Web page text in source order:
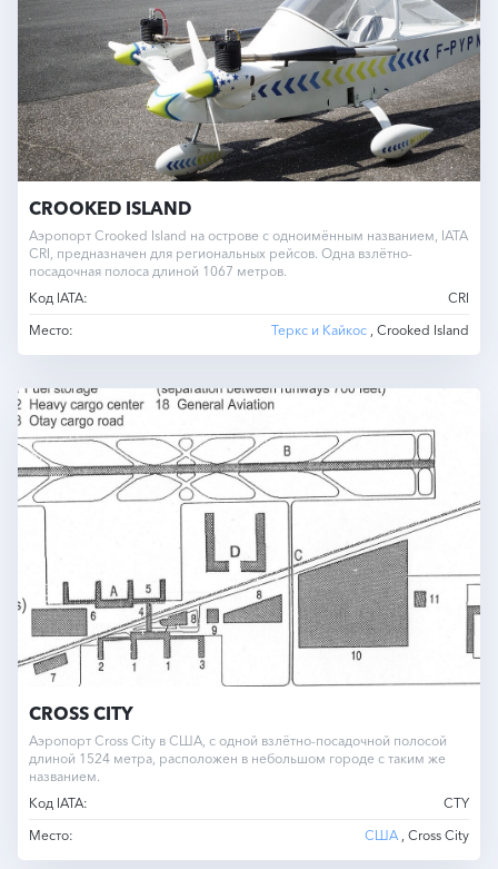
CROOKED ISLAND
Аэропорт Crooked Island на острове с одноимённым названием, IATA
CRI, предназначен для региональных рейсов. Одна взлётно-
посадочная полоса длиной 1067 метров.
Код IATA:
CRI
Место:
Теркс и Кайкос , Crooked Island
CROSS CITY
Аэропорт Cross City в США, с одной взлётно-посадочной полосой
длиной 1524 метра, расположен в небольшом городе с таким же
названием.
Код IATA:
CTY
Место:
США , Cross City